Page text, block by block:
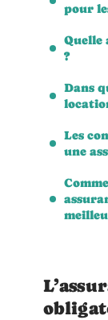
pour
Quelle
?
Dans
Les
une